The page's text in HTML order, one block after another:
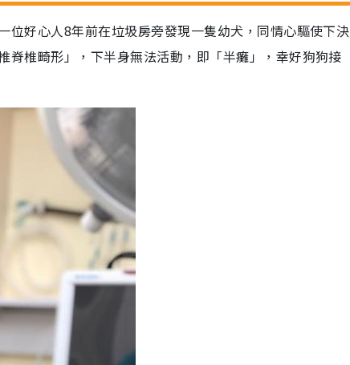
好心人8年前在垃圾房旁發現一隻幼犬，同情心驅使下決
椎畸形」，下半身無法活動，即「半癱」，幸好狗狗接